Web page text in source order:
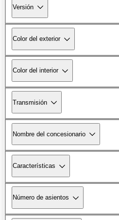
Versión
Color del exterior
Color del interior
Transmisión
Nombre del concesionario
Características
Número de asientos